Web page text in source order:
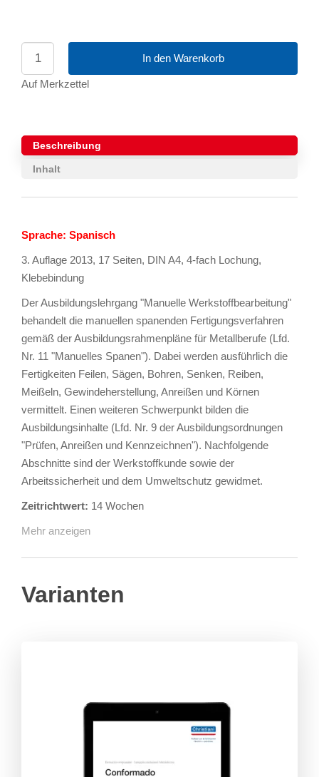
In den Warenkorb
Auf Merkzettel
Beschreibung
Inhalt
Sprache: Spanisch
3. Auflage 2013, 17 Seiten, DIN A4, 4-fach Lochung,
Klebebindung
Der Ausbildungslehrgang "Manuelle Werkstoffbearbeitung"
behandelt die manuellen spanenden Fertigungsverfahren
gemäß der Ausbildungsrahmenpläne für Metallberufe (Lfd.
Nr. 11 "Manuelles Spanen"). Dabei werden ausführlich die
Fertigkeiten Feilen, Sägen, Bohren, Senken, Reiben,
Meißeln, Gewindeherstellung, Anreißen und Körnen
vermittelt. Einen weiteren Schwerpunkt bilden die
Ausbildungsinhalte (Lfd. Nr. 9 der Ausbildungsordnungen
"Prüfen, Anreißen und Kennzeichnen"). Nachfolgende
Abschnitte sind der Werkstoffkunde sowie der
Arbeitssicherheit und dem Umweltschutz gewidmet.
Zeitrichtwert: 14 Wochen
Mehr anzeigen
Varianten